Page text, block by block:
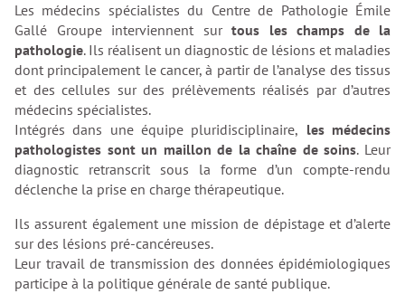
Les médecins spécialistes du Centre de Pathologie Émile
Gallé Groupe interviennent sur tous les champs de la
pathologie. Ils réalisent un diagnostic de lésions et maladies
dont principalement le cancer, à partir de l’analyse des tissus
et des cellules sur des prélèvements réalisés par d’autres
médecins spécialistes.
Intégrés dans une équipe pluridisciplinaire, les médecins
pathologistes sont un maillon de la chaîne de soins. Leur
diagnostic retranscrit sous la forme d’un compte-rendu
déclenche la prise en charge thérapeutique.
Ils assurent également une mission de dépistage et d’alerte
sur des lésions pré-cancéreuses.
Leur travail de transmission des données épidémiologiques
participe à la politique générale de santé publique.